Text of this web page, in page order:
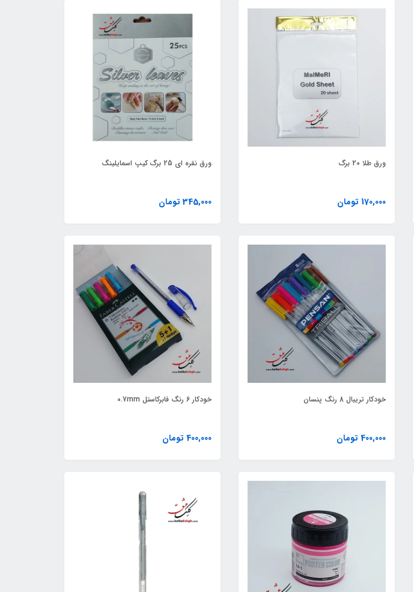
ورق طلا 20 برگ
170,000 تومان
ورق نقره ای 25 برگ کیپ اسمایلینگ
345,000 تومان
خودکار تریبال 8 رنگ پنسان
400,000 تومان
خودکار 6 رنگ فابرکاستل 0.7mm
400,000 تومان